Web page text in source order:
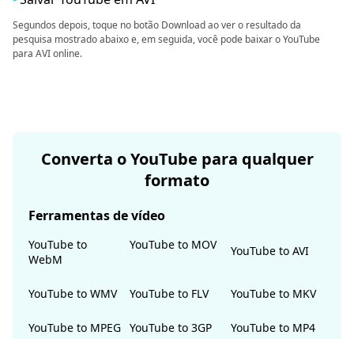
Segundos depois, toque no botão Download ao ver o resultado da
pesquisa mostrado abaixo e, em seguida, você pode baixar o YouTube
para AVI online.
Converta o YouTube para qualquer
formato
Ferramentas de vídeo
YouTube to
WebM
YouTube to MOV YouTube to AVI
YouTube to WMV YouTube to FLV YouTube to MKV
YouTube to MPEG YouTube to 3GP YouTube to MP4